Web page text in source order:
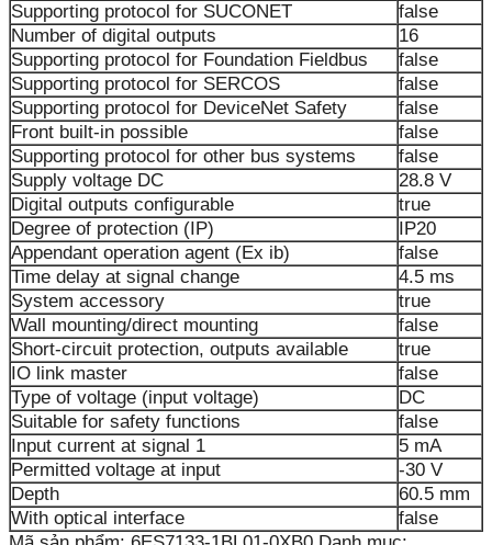
Supporting protocol for SUCONET
false
Number of digital outputs
16
Supporting protocol for Foundation Fieldbus
false
Supporting protocol for SERCOS
false
Supporting protocol for DeviceNet Safety
false
Front built-in possible
false
Supporting protocol for other bus systems
false
Supply voltage DC
28.8 V
Digital outputs configurable
true
Degree of protection (IP)
IP20
Appendant operation agent (Ex ib)
false
Time delay at signal change
4.5 ms
System accessory
true
Wall mounting/direct mounting
false
Short-circuit protection, outputs available
true
IO link master
false
Type of voltage (input voltage)
DC
Suitable for safety functions
false
Input current at signal 1
5 mA
Permitted voltage at input
-30 V
Depth
60.5 mm
With optical interface
false